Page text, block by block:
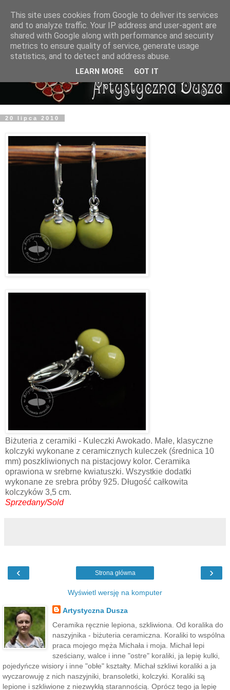
20 lipca 2010
Biżuteria z ceramiki - Kuleczki Awokado. Małe, klasyczne
kolczyki wykonane z ceramicznych kuleczek (średnica 10
mm) poszkliwionych na pistacjowy kolor. Ceramika
oprawiona w srebrne kwiatuszki. Wszystkie dodatki
wykonane ze srebra próby 925. Długość całkowita
kolczyków 3,5 cm.
Sprzedany/Sold
‹ ›
Strona główna
Wyświetl wersję na komputer
Artystyczna Dusza
Ceramika ręcznie lepiona, szkliwiona. Od koralika do
naszyjnika - biżuteria ceramiczna. Koraliki to wspólna
praca mojego męża Michała i moja. Michał lepi
sześciany, walce i inne "ostre" koraliki, ja lepię kulki,
pojedyńcze wisiory i inne "obłe" kształty. Michał szkliwi koraliki a ja
wyczarowuję z nich naszyjniki, bransoletki, kolczyki. Koraliki są
lepione i szkliwione z niezwykłą starannością. Oprócz tego ja lepię
This site uses cookies from Google to deliver its services
and to analyze traffic. Your IP address and user-agent are
shared with Google along with performance and security
metrics to ensure quality of service, generate usage
statistics, and to detect and address abuse.
LEARN MORE GOT IT